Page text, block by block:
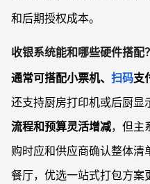
和后期授权成本。
收银系统能和哪些硬件搭配
通常可搭配小票机、 扫码支
还支持厨房打印机或后厨显
流程和预算灵活增减，但主
购时应和供应商确认整体清
餐厅，优选一站式打包方案